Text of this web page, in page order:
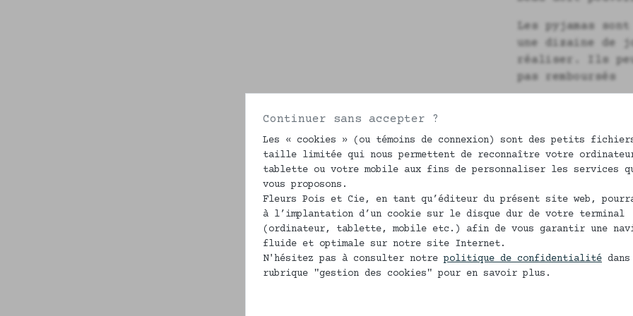
Les pyjamas
une dizaine de
réaliser. Ils
pas remboursés
Vous pouvez
la longueur des
désirez, pour
l'indiquer dans
fait votre
Découvrez
femmes fabriqués
100% coton bio
Continuer sans accepter ?
Les « cookies » (ou témoins de connexion) sont des petits
taille limitée qui nous permettent de reconnaître votre
tablette ou votre mobile aux fins de personnaliser les services
vous proposons.
Fleurs Pois et Cie, en tant qu’éditeur du présent site web,
à l’implantation d’un cookie sur le disque dur de votre terminal
(ordinateur, tablette, mobile etc.) afin de vous garantir une
fluide et optimale sur notre site Internet.
N'hésitez pas à consulter notre politique de confidentialité
rubrique "gestion des cookies" pour en savoir plus.